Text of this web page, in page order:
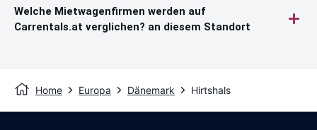
Welche Mietwagenfirmen werden auf
Carrentals.at verglichen? an diesem Standort
Home Europa Dänemark Hirtshals